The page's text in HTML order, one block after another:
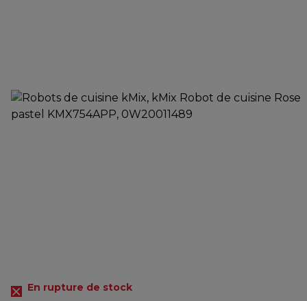
En rupture de stock